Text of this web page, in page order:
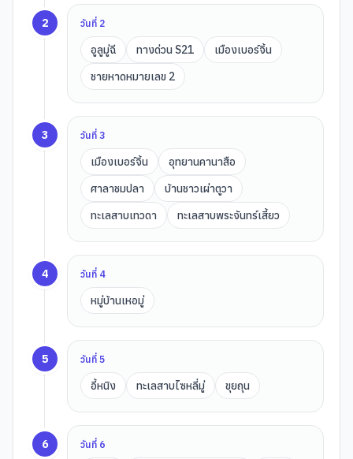
2 วันที่ 2
อูลูมู่ฉี ทางด่วน S21
เมืองเบอร์จิ้น
ชายหาดหมายเลข 2
3 วันที่3
เมืองเบอร์จิ้น
อุทยานคานาสือ
ศาลาชมปลา
บ้านชาวเผ่าตูวา
ทะเลสาบเทวดา
ทะเลสาบพระจันทร์เสี้ยว
4 วันที่ 4
หมู่บ้านเหอมู่
5 วันที่5
อี้หนิง ทะเลสาบไซหลี่มู่ ขุยถุน
6 วันที่ 6